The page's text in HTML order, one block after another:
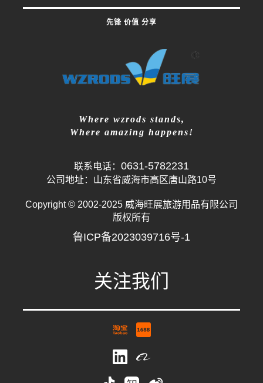
先锋 价值 分享
Where wzrods stands,
Where amazing happens!
联系电话： 0631-5782231
公司地址：山东省威海市高区唐山路10号
Copyright © 2002-2025 威海旺展旅游用品有限公司
版权所有
鲁ICP备2023039716号-1
关注我们